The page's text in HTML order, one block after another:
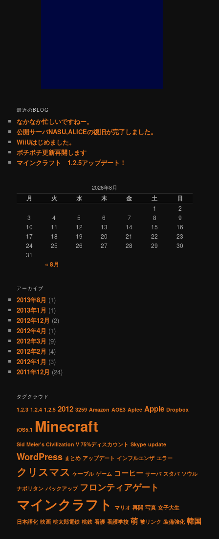
最近のBLOG
なかなか忙しいですねー。
公開サーバNASU,ALICEの復旧が完了しました。
WiiUはじめました。
ボチボチ更新再開します
マインクラフト 1.2.5アップデート！
2026年8月
月 火 水 木 金 土 日
1
2
3
4 5 6 7 8
9
10
11 12 13 14 15
16
17
18 19 20 21 22
23
24
25 26 27 28 29
30
31
« 8月
アーカイブ
2013年8月 (1)
2013年1月 (1)
2012年12月 (2)
2012年4月 (1)
2012年3月 (9)
2012年2月 (4)
2012年1月 (3)
2011年12月 (24)
タグクラウド
1.2.3 1.2.4 1.2.5 2012 3259 Amazon AOE3 Aplee Apple Dropbox
iOS5.1 Minecraft
Sid Meier's Civilization V 75%ディスカウント Skype update
WordPress まとめ アップデート インフルエンザ エラー
クリスマス ケーブル ゲーム コーヒー サーバ スタバ ソウル
ナポリタン バックアップ フロンティアゲート
マインクラフト マリオ 再開 写真 女子大生
日本語化 映画 桃太郎電鉄 桃鉄 看護 看護学校 萌 被リンク 装備強化 韓国